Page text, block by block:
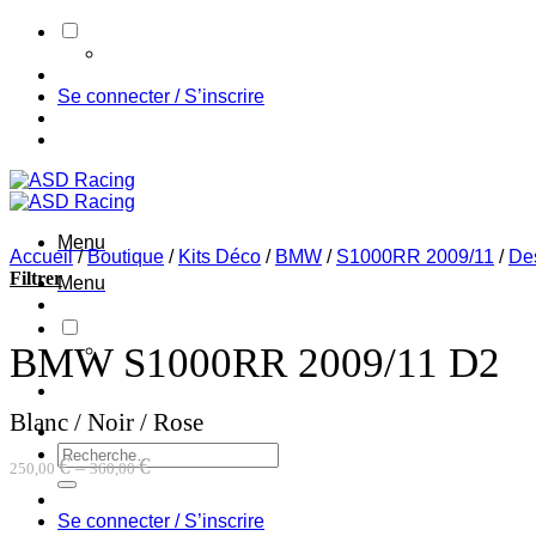
Passer
contenu
Se connecter / S’inscrire
Menu
Menu
Recherche
pour :
Se connecter / S’inscrire
Accueil / Boutique / Kits Déco / BMW / S1000RR 2009/11 /
Filtrer
BMW S1000RR 2009/11 D2
Blanc / Noir / Rose
250,00€–360,00€